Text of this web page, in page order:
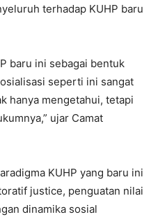
terhadap KUHP baru
baru ini sebagai bentuk
seperti ini sangat
hanya mengetahui, tetapi
ujar Camat
KUHP yang baru ini
justice, penguatan nilai
dinamika sosial